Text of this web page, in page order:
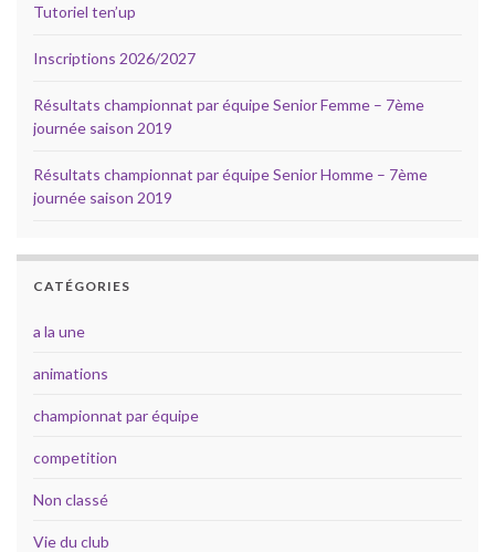
Tutoriel ten’up
Inscriptions 2026/2027
Résultats championnat par équipe Senior Femme – 7ème
journée saison 2019
Résultats championnat par équipe Senior Homme – 7ème
journée saison 2019
CATÉGORIES
a la une
animations
championnat par équipe
competition
Non classé
Vie du club